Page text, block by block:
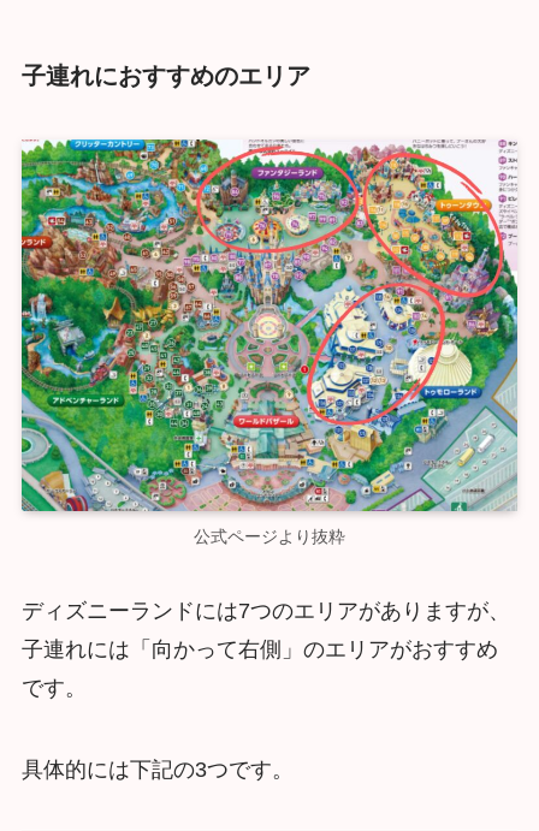
子連れにおすすめのエリア
公式ページより抜粋
ディズニーランドには7つのエリアがありますが、
子連れには「向かって右側」のエリアがおすすめ
です。
具体的には下記の3つです。